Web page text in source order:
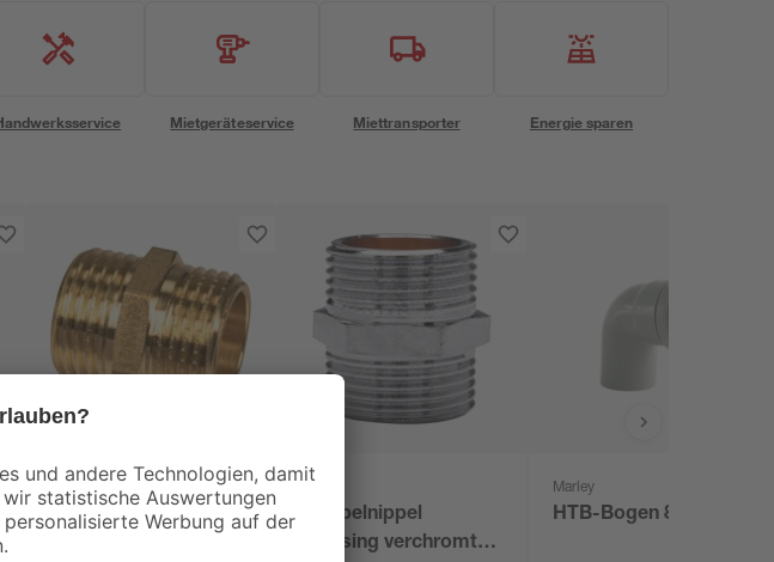
Mietgeräteservice Miettransporter Energie sparen
Cornat
Doppelnippel
Doppelnippel
Messing verchromt
Marley
HTB-Bogen 87° DN 50